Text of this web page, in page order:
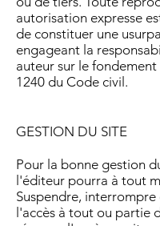
autorisation expresse
de constituer une
engageant la
auteur sur le fondement
1240 du Code civil.
GESTION DU SITE
Pour la bonne gestion
l'éditeur pourra à tout
Suspendre,
l'accès à tout ou partie